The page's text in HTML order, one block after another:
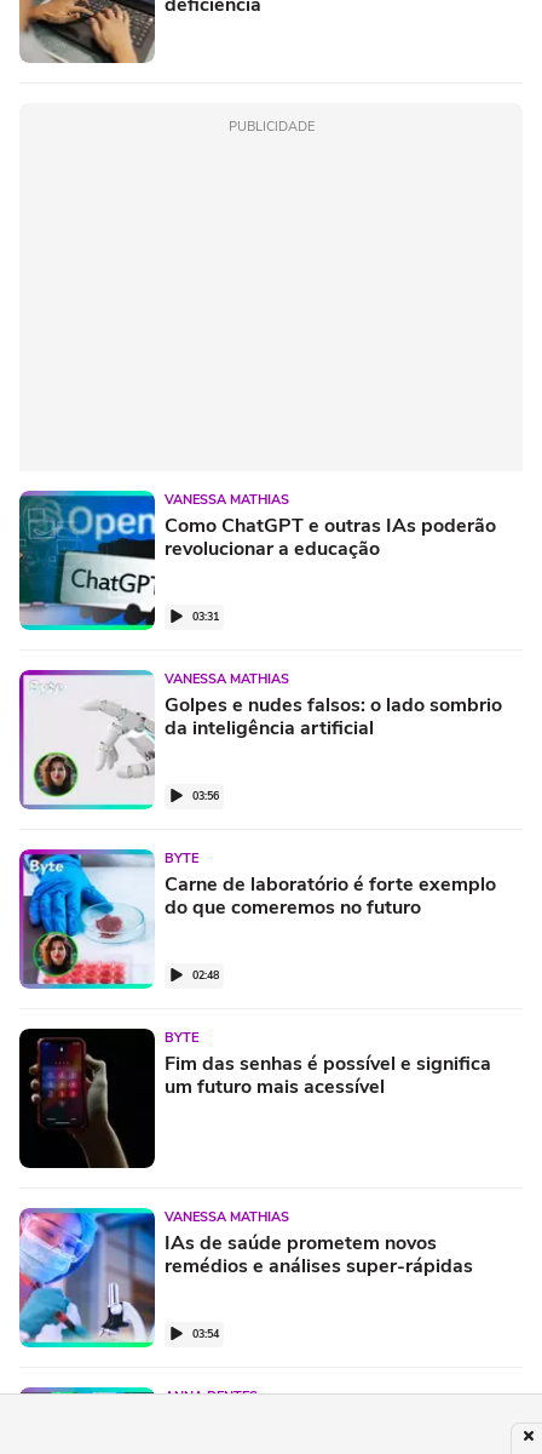
PUBLICIDADE
VANESSA MATHIAS
Como ChatGPT e outras IAs poderão
revolucionar a educação
03:31
VANESSA MATHIAS
Golpes e nudes falsos: o lado sombrio
da inteligência artificial
03:56
BYTE
Carne de laboratório é forte exemplo
do que comeremos no futuro
02:48
BYTE
Fim das senhas é possível e significa
um futuro mais acessível
VANESSA MATHIAS
IAs de saúde prometem novos
remédios e análises super-rápidas
03:54
ANNA BENTES